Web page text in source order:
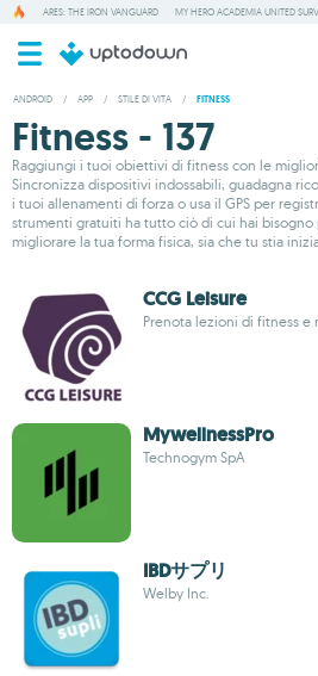
ARES: THE IRON VANGUARD MY HERO ACADEMIA UNITED
ANDROID / APP / STILE DI VITA / FITNESS
Fitness - 137
Raggiungi i tuoi obiettivi di fitness con le
Sincronizza dispositivi indossabili, guadagna
i tuoi allenamenti di forza o usa il GPS per
strumenti gratuiti ha tutto ciò di cui hai
migliorare la tua forma fisica, sia che tu stia
CCG Leisure
Prenota lezioni di fitness e
MywellnessPro
Technogym SpA
IBDサプリ
Welby Inc.